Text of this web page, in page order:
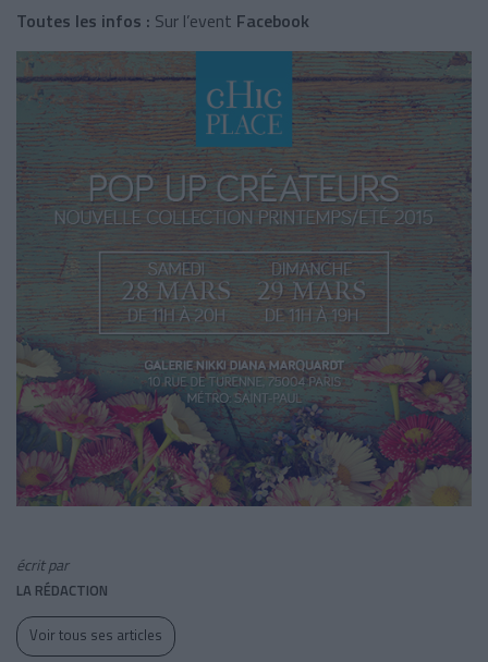
Toutes les infos : Sur l’event Facebook
écrit par
LA RÉDACTION
Voir tous ses articles